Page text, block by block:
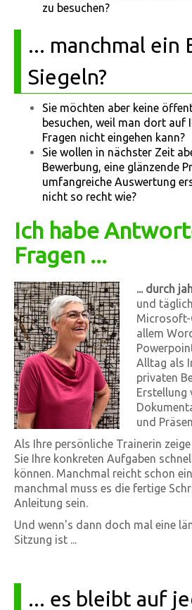
zu besuchen?
... manchmal ein
Siegeln?
Sie möchten aber keine
besuchen, weil man dort auf
Fragen nicht eingehen kann?
Sie wollen in nächster Zeit
Bewerbung, eine glänzende
umfangreiche Auswertung
nicht so recht wie?
Ich habe
Fragen ...
... durch
und
allem
Alltag als
privaten
Erstellung
und
Als Ihre persönliche Trainerin
Sie Ihre konkreten Aufgaben
können. Manchmal reicht schon
manchmal muss es die fertige
Anleitung sein.
Und wenn's dann doch mal eine
Sitzung ist ...
... es bleibt auf